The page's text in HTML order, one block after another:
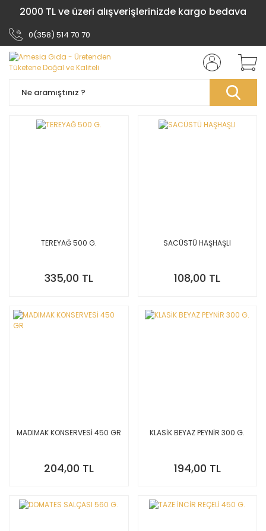
2000 TL ve üzeri alışverişlerinizde kargo bedava
0(358) 514 70 70
TEREYAĞ 500 G.
335,00 TL
SACÜSTÜ HAŞHAŞLI
108,00 TL
MADIMAK KONSERVESİ 450 GR
204,00 TL
KLASİK BEYAZ PEYNİR 300 G.
194,00 TL